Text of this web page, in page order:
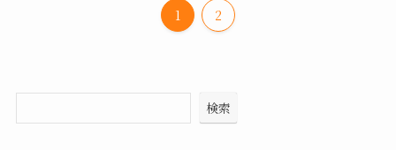
1 2
検索